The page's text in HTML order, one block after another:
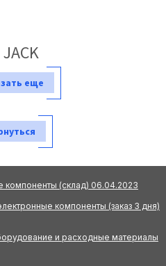
еще
компоненты (склад) 06.04.2023
компоненты (заказ 3 дня)
и расходные материалы